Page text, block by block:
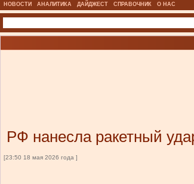
НОВОСТИ АНАЛИТИКА ДАЙДЖЕСТ СПРАВОЧНИК О НАС
РФ нанесла ракетный
[23:50 18 мая 2026 года ]